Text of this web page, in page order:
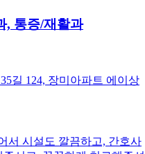
, 통증/재활과
길 124, 장미아파트 에이상
서 시설도 깔끔하고, 간호사